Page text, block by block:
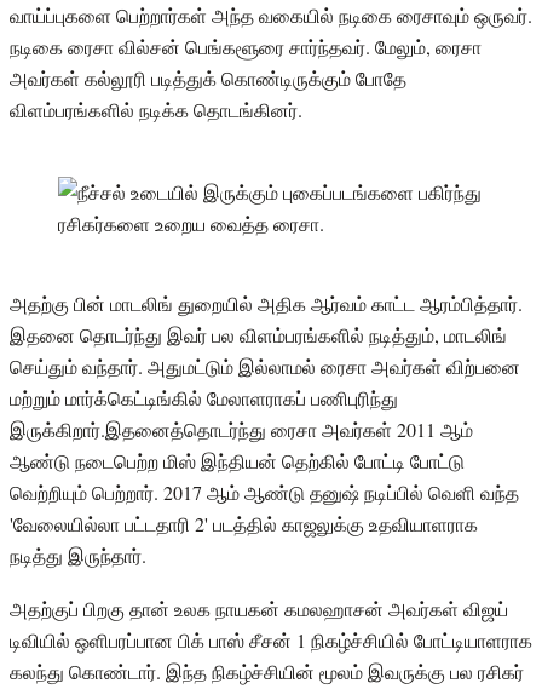
வாய்ப்புகளை பெற்றார்கள் அந்த வகையில் நடிகை ரைசாவும் ஒருவர்.
நடிகை ரைசா வில்சன் பெங்களூரை சார்ந்தவர். மேலும், ரைசா
அவர்கள் கல்லூரி படித்துக் கொண்டிருக்கும் போதே
விளம்பரங்களில் நடிக்க தொடங்கினர்.
அதற்கு பின் மாடலிங் துறையில் அதிக ஆர்வம் காட்ட ஆரம்பித்தார்.
இதனை தொடர்ந்து இவர் பல விளம்பரங்களில் நடித்தும், மாடலிங்
செய்தும் வந்தார். அதுமட்டும் இல்லாமல் ரைசா அவர்கள் விற்பனை
மற்றும் மார்க்கெட்டிங்கில் மேலாளராகப் பணிபுரிந்து
இருக்கிறார்.இதனைத்தொடர்ந்து ரைசா அவர்கள் 2011 ஆம்
ஆண்டு நடைபெற்ற மிஸ் இந்தியன் தெற்கில் போட்டி போட்டு
வெற்றியும் பெற்றார். 2017 ஆம் ஆண்டு தனுஷ் நடிப்பில் வெளி வந்த
'வேலையில்லா பட்டதாரி 2' படத்தில் காஜலுக்கு உதவியாளராக
நடித்து இருந்தார்.
அதற்குப் பிறகு தான் உலக நாயகன் கமலஹாசன் அவர்கள் விஜய்
டிவியில் ஒளிபரப்பான பிக் பாஸ் சீசன் 1 நிகழ்ச்சியில் போட்டியாளராக
கலந்து கொண்டார். இந்த நிகழ்ச்சியின் மூலம் இவருக்கு பல ரசிகர்